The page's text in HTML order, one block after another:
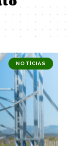
NOTÍCIAS